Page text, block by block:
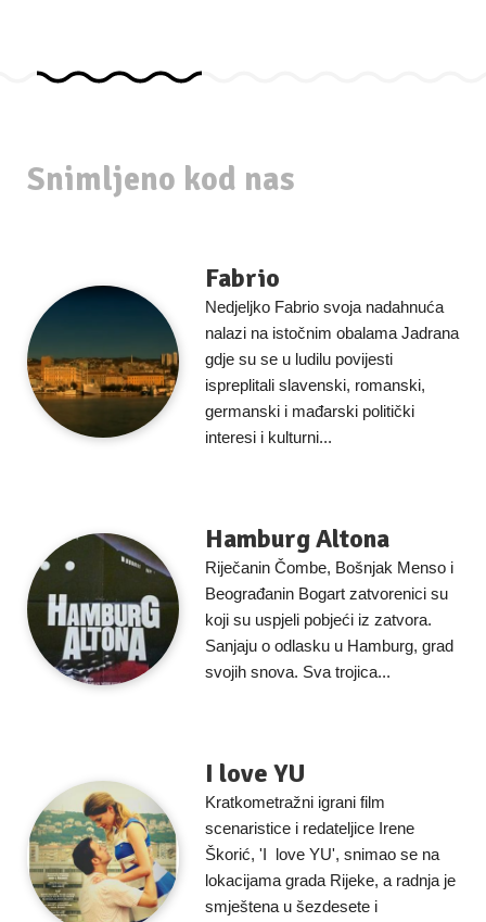
Snimljeno kod nas
Fabrio
Nedjeljko Fabrio svoja nadahnuća
nalazi na istočnim obalama Jadrana
gdje su se u ludilu povijesti
ispreplitali slavenski, romanski,
germanski i mađarski politički
interesi i kulturni...
Hamburg Altona
Riječanin Čombe, Bošnjak Menso i
Beograđanin Bogart zatvorenici su
koji su uspjeli pobjeći iz zatvora.
Sanjaju o odlasku u Hamburg, grad
svojih snova. Sva trojica...
I love YU
Kratkometražni igrani film
scenaristice i redateljice Irene
Škorić, 'I love YU', snimao se na
lokacijama grada Rijeke, a radnja je
smještena u šezdesete i